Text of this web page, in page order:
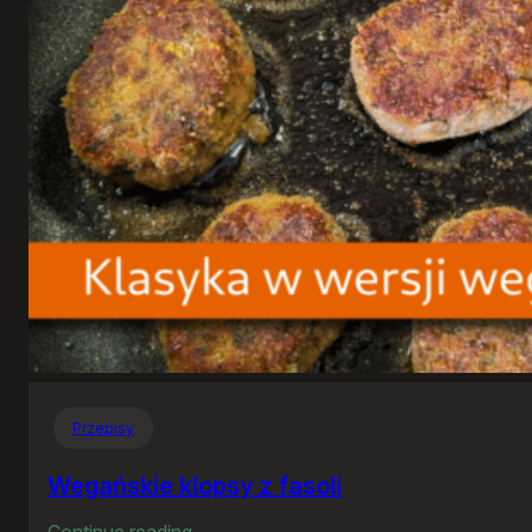
Przepisy
Wegańskie klopsy z fasoli